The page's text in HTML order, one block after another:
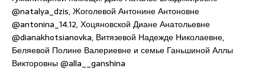
@natalya_dzis, Жоголевой Антонине Антоновне
@antonina_14.12, Хоцяновской Диане Анатольевне
@dianakhotsianovka, Витязевой Надежде Николаевне,
Беляевой Полине Валериевне и семье Ганьшиной Аллы
Викторовны @alla__ganshina